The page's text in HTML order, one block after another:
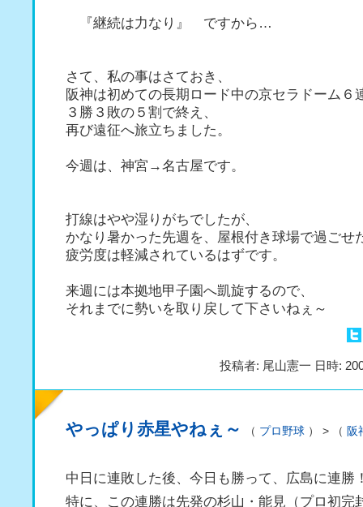
『継続は力なり』 ですから…
さて、私の事はさておき、
阪神は初めての長期ロード中の京セラドーム６
３勝３敗の５割で終え、
再び遠征へ旅立ちました。
今週は、神宮→名古屋です。
打線はやや湿りがちでしたが、
かなり暑かった先週を、屋根付き球場で過ごせ
疲労度は軽減されているはずです。
来週には本拠地甲子園へ凱旋するので、
それまでに勢いを取り戻して下さいねぇ～
投稿者: 尾山憲一 日時:
やっぱり赤星やねぇ～ （ プロ野球 ） > （ 阪
中日に連敗した後、今日も勝って、広島に連勝
特に、この連勝は先発の杉山・能見（プロ初完